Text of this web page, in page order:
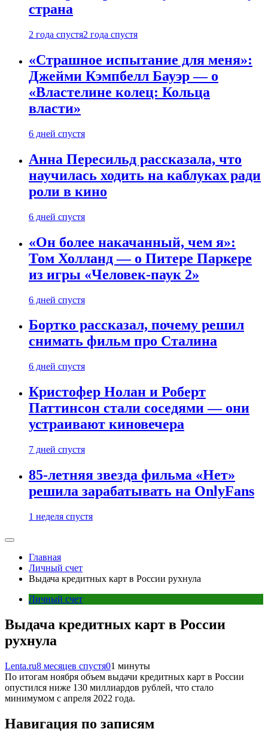
страна
2 года спустя2 года спустя
«Страшное испытание для меня»:
Джейми Кэмпбелл Бауэр — о
«Властелине колец: Кольца
власти»
6 дней спустя
Анна Пересильд рассказала, что
научилась ходить на каблуках ради
роли в кино
6 дней спустя
«Он более накачанный, чем я»:
Том Холланд — о Питере Паркере
из игры «Человек-паук 2»
6 дней спустя
Бортко рассказал, почему решил
снимать фильм про Сталина
6 дней спустя
Кристофер Нолан и Роберт
Паттинсон стали соседями — они
устраивают киновечера
7 дней спустя
85-летняя звезда фильма «Нет»
решила зарабатывать на OnlyFans
1 неделя спустя
Главная
Личный счет
Выдача кредитных карт в России рухнула
Личный счет
Выдача кредитных карт в России
рухнула
Lenta.ru8 месяцев спустя01 минуты
По итогам ноября объем выдачи кредитных карт в России
опустился ниже 130 миллиардов рублей, что стало
минимумом с апреля 2022 года.
Навигация по записям